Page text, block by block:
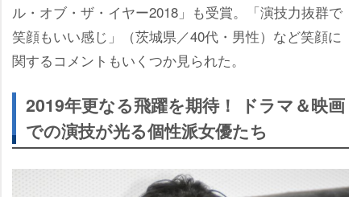
ル・オブ・ザ・イヤー2018」も受賞。「演技力抜群で
笑顔もいい感じ」（茨城県／40代・男性）など笑顔に
関するコメントもいくつか見られた。
2019年更なる飛躍を期待！ ドラマ＆映画
での演技が光る個性派女優たち